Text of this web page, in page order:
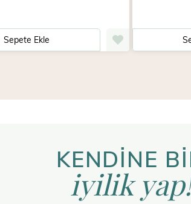
Sepete Ekle
KENDİNE
iyilik yap!